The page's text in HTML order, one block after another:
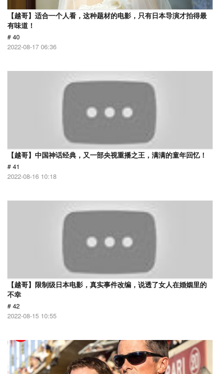
【越哥】适合一个人看，这种题材的电影，只有日本导演才拍得最
有味道！
# 40
2022-08-17 06:36
【越哥】中国神话经典，又一部央视重播之王，满满的童年回忆！
# 41
2022-08-16 10:18
【越哥】限制级日本电影，真实事件改编，说透了女人在婚姻里的
不幸
# 42
2022-08-15 10:55